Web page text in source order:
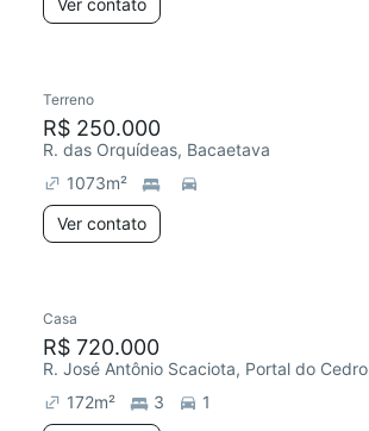
Ver contato
Terreno
R$ 250.000
R. das Orquídeas, Bacaetava
1073m²
Ver contato
Casa
R$ 720.000
R. José Antônio Scaciota, Portal do Cedro
172m² 3
1